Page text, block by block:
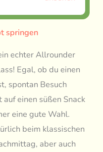
springen
echter Allrounder
Egal, ob du einen
spontan Besuch
einen süßen Snack
eine gute Wahl.
beim klassischen
aber auch